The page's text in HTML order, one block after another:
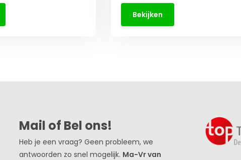
Bekijken
Mail of Bel ons!
Heb je een vraag? Geen probleem, we
antwoorden zo snel mogelijk. Ma-Vr van